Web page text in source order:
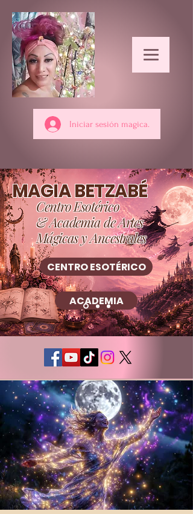
MAGIA BETZABÉ
Centro Esotérico
& Academia de Artes
Mágicas y Ancestrales
CENTRO ESOTÉRICO
ACADEMIA
Iniciar sesión magica.